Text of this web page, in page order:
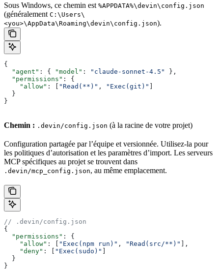
Sous Windows, ce chemin est %APPDATA%\devin\config.json
(généralement C:\Users\
<you>\AppData\Roaming\devin\config.json).
{
  "agent"
: { "model" : "claude-sonnet-4.5"
},
  "permissions"
: {
    "allow"
: [ "Read(**)" , "Exec(git)"
  }
}
Chemin : .devin/config.json (à la racine de votre projet)
Configuration partagée par l’équipe et versionnée. Utilisez-la pour
les politiques d’autorisation et les paramètres d’import. Les serveurs
MCP spécifiques au projet se trouvent dans
.devin/mcp_config.json, au même emplacement.
// .devin/config.json
{
  "permissions"
: {
    "allow"
: [ "Exec(npm run)" , "Read(src/**)"
],
    "deny"
: [ "Exec(sudo)"
  }
}